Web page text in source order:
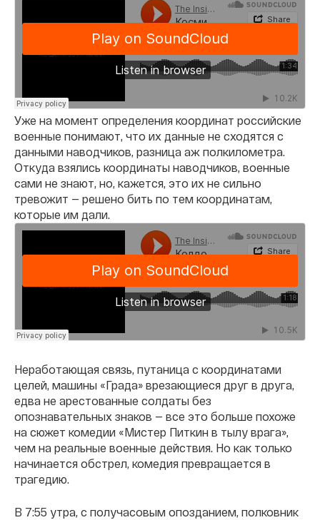
Уже на момент определения координат российские
военные понимают, что их данные не сходятся с
данными наводчиков, разница аж полкилометра.
Откуда взялись координаты наводчиков, военные
сами не знают, но, кажется, это их не сильно
тревожит — решено бить по тем координатам,
которые им дали.
Неработающая связь, путаница с координатами
целей, машины «Града» врезающиеся друг в друга,
едва не арестованные солдаты без
опознавательных знаков — все это больше похоже
на сюжет комедии «Мистер Питкин в тылу врага»,
чем на реальные военные действия. Но как только
начинается обстрел, комедия превращается в
трагедию.
В 7:55 утра, с получасовым опозданием, полковник